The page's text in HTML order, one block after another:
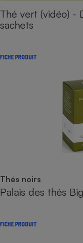
Thé vert (vidéo) -
sachets
FICHE PRODUIT
Thés noirs
Palais des thés
FICHE PRODUIT